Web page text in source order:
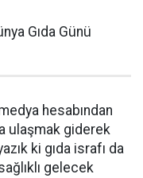
Gıda Günü
hesabından
ulaşmak giderek
ki gıda israfı da
gelecek